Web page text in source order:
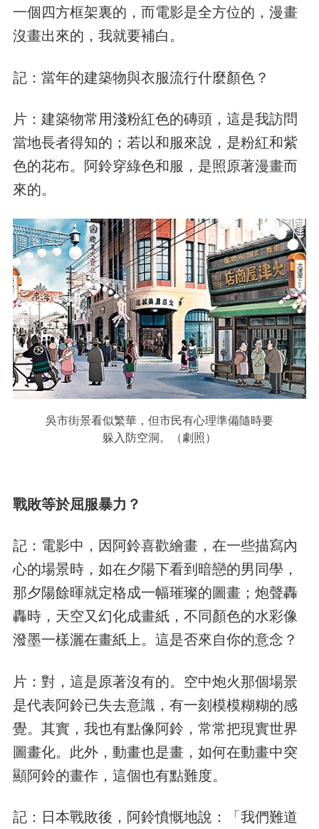
一個四方框架裏的，而電影是全方位的，漫畫
沒畫出來的，我就要補白。
記：當年的建築物與衣服流行什麼顏色？
片：建築物常用淺粉紅色的磚頭，這是我訪問
當地長者得知的；若以和服來說，是粉紅和紫
色的花布。阿鈴穿綠色和服，是照原著漫畫而
來的。
吳市街景看似繁華，但市民有心理準備隨時要
躲入防空洞。（劇照）
戰敗等於屈服暴力？
記：電影中，因阿鈴喜歡繪畫，在一些描寫內
心的場景時，如在夕陽下看到暗戀的男同學，
那夕陽餘暉就定格成一幅璀璨的圖畫；炮聲轟
轟時，天空又幻化成畫紙，不同顏色的水彩像
潑墨一樣灑在畫紙上。這是否來自你的意念？
片：對，這是原著沒有的。空中炮火那個場景
是代表阿鈴已失去意識，有一刻模模糊糊的感
覺。其實，我也有點像阿鈴，常常把現實世界
圖畫化。此外，動畫也是畫，如何在動畫中突
顯阿鈴的畫作，這個也有點難度。
記：日本戰敗後，阿鈴憤慨地說：「我們難道